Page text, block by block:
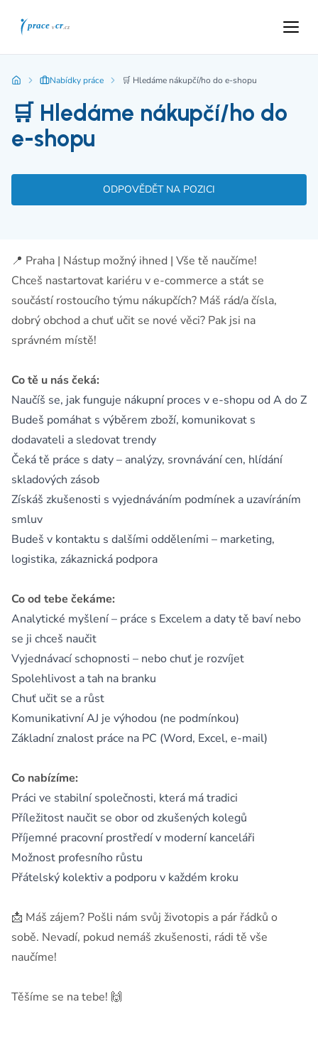
Nabídky práce 🛒 Hledáme nákupčí/ho do e-shopu
🛒 Hledáme nákupčí/ho do
e-shopu
ODPOVĚDĚT NA POZICI
📍 Praha | Nástup možný ihned | Vše tě naučíme!
Chceš nastartovat kariéru v e-commerce a stát se
součástí rostoucího týmu nákupčích? Máš rád/a čísla,
dobrý obchod a chuť učit se nové věci? Pak jsi na
správném místě!
Co tě u nás čeká:
Naučíš se, jak funguje nákupní proces v e-shopu od A do Z
Budeš pomáhat s výběrem zboží, komunikovat s
dodavateli a sledovat trendy
Čeká tě práce s daty – analýzy, srovnávání cen, hlídání
skladových zásob
Získáš zkušenosti s vyjednáváním podmínek a uzavíráním
smluv
Budeš v kontaktu s dalšími odděleními – marketing,
logistika, zákaznická podpora
Co od tebe čekáme:
Analytické myšlení – práce s Excelem a daty tě baví nebo
se ji chceš naučit
Vyjednávací schopnosti – nebo chuť je rozvíjet
Spolehlivost a tah na branku
Chuť učit se a růst
Komunikativní AJ je výhodou (ne podmínkou)
Základní znalost práce na PC (Word, Excel, e-mail)
Co nabízíme:
Práci ve stabilní společnosti, která má tradici
Příležitost naučit se obor od zkušených kolegů
Příjemné pracovní prostředí v moderní kanceláři
Možnost profesního růstu
Přátelský kolektiv a podporu v každém kroku
📩 Máš zájem? Pošli nám svůj životopis a pár řádků o
sobě. Nevadí, pokud nemáš zkušenosti, rádi tě vše
naučíme!
Těšíme se na tebe! 🙌